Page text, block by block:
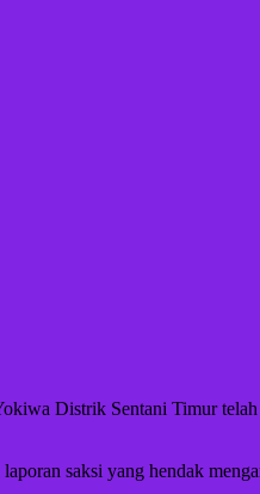
Distrik Sentani Timur
saksi yang hendak